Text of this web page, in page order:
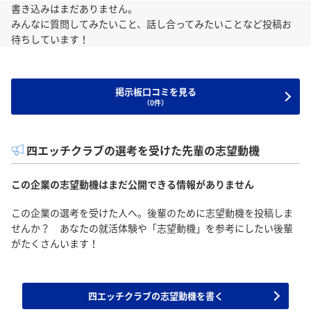
書き込みはまだありません。
みんなに質問してみたいこと、話し合ってみたいことなど投稿お
待ちしています！
掲示板口コミを見る
（0件）
四エッチクラブの選考を受けた先輩の志望動機
この企業の志望動機はまだ公開できる情報がありません
この企業の選考を受けた人へ。後輩のために志望動機を投稿しま
せんか？ あなたの就活体験や「志望動機」を参考にしたい後輩
がたくさんいます！
四エッチクラブの志望動機を書く